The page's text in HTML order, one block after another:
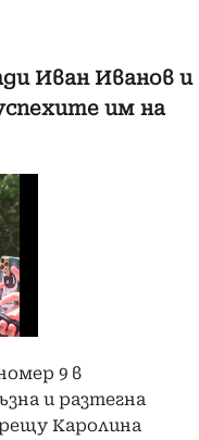
Иван Иванов и
им на
9 в
и разтегна
Каролина